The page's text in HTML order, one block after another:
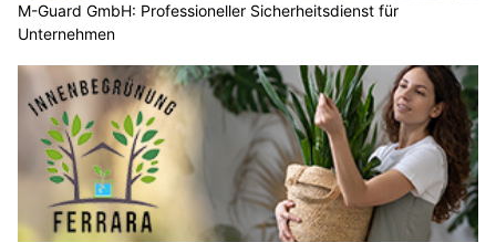
M-Guard GmbH: Professioneller Sicherheitsdienst für
Unternehmen